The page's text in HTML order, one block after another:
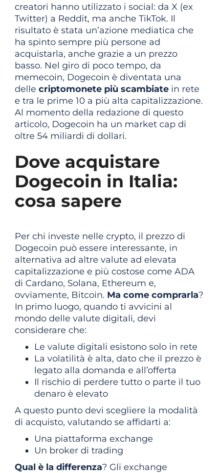
creatori hanno utilizzato i social: da X (ex
Twitter) a Reddit, ma anche TikTok. Il
risultato è stata un’azione mediatica che
ha spinto sempre più persone ad
acquistarla, anche grazie a un prezzo
basso. Nel giro di poco tempo, da
memecoin, Dogecoin è diventata una
delle criptomonete più scambiate in rete
e tra le prime 10 a più alta capitalizzazione.
Al momento della redazione di questo
articolo, Dogecoin ha un market cap di
oltre 54 miliardi di dollari.
Dove acquistare
Dogecoin in Italia:
cosa sapere
Per chi investe nelle crypto, il prezzo di
Dogecoin può essere interessante, in
alternativa ad altre valute ad elevata
capitalizzazione e più costose come ADA
di Cardano, Solana, Ethereum e,
ovviamente, Bitcoin. Ma come comprarla?
In primo luogo, quando ti avvicini al
mondo delle valute digitali, devi
considerare che:
Le valute digitali esistono solo in rete
La volatilità è alta, dato che il prezzo è
legato alla domanda e all’offerta
Il rischio di perdere tutto o parte il tuo
denaro è elevato
A questo punto devi scegliere la modalità
di acquisto, valutando se affidarti a:
Una piattaforma exchange
Un broker di trading
Qual è la differenza? Gli exchange